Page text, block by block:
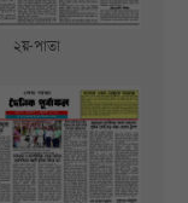
২য়-পাতা